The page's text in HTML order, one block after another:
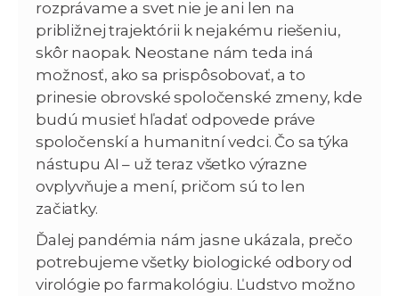
rozprávame a svet nie je ani len na
približnej trajektórii k nejakému riešeniu,
skôr naopak. Neostane nám teda iná
možnosť, ako sa prispôsobovať, a to
prinesie obrovské spoločenské zmeny, kde
budú musieť hľadať odpovede práve
spoločenskí a humanitní vedci. Čo sa týka
nástupu AI – už teraz všetko výrazne
ovplyvňuje a mení, pričom sú to len
začiatky.
Ďalej pandémia nám jasne ukázala, prečo
potrebujeme všetky biologické odbory od
virológie po farmakológiu. Ľudstvo možno